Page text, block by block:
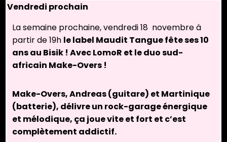
Vendredi prochain
La semaine prochaine, vendredi 18 novembre à
partir de 19h le label Maudit Tangue fête ses 10
ans au Bisik ! Avec LomoR et le duo sud-
africain Make-Overs !
Make-Overs, Andreas (guitare) et Martinique
(batterie), délivre un rock-garage énergique
et mélodique, ça joue vite et fort et c’est
complètement addictif.